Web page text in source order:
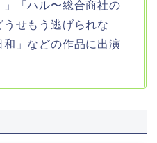
「ハル〜総合商社の
せもう逃げられな
」などの作品に出演